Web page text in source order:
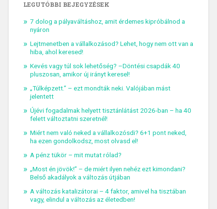
LEGUTÓBBI BEJEGYZÉSEK
7 dolog a pályaváltáshoz, amit érdemes kipróbálnod a
nyáron
Lejtmenetben a vállalkozásod? Lehet, hogy nem ott van a
hiba, ahol keresed!
Kevés vagy túl sok lehetőség? –Döntési csapdák 40
pluszosan, amikor új irányt keresel!
„Túlképzett.” – ezt mondták neki. Valójában mást
jelentett
Újévi fogadalmak helyett tisztánlátást 2026-ban – ha 40
felett változtatni szeretnél!
Miért nem való neked a vállalkozósdi? 6+1 pont neked,
ha ezen gondolkodsz, most olvasd el!
A pénz tükör – mit mutat rólad?
„Most én jövök!” – de miért ilyen nehéz ezt kimondani?
Belső akadályok a változás útjában
A változás katalizátorai – 4 faktor, amivel ha tisztában
vagy, elindul a változás az életedben!